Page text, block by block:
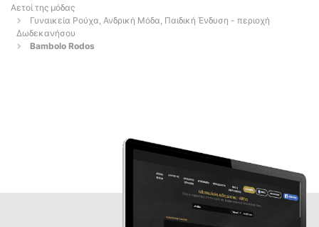
Αετοί της μόδας
Γυναικεία Ρούχα, Ανδρική Μόδα, Παιδική Ένδυση - περιοχή
Δωδεκανήσου
Bambolo Rodos